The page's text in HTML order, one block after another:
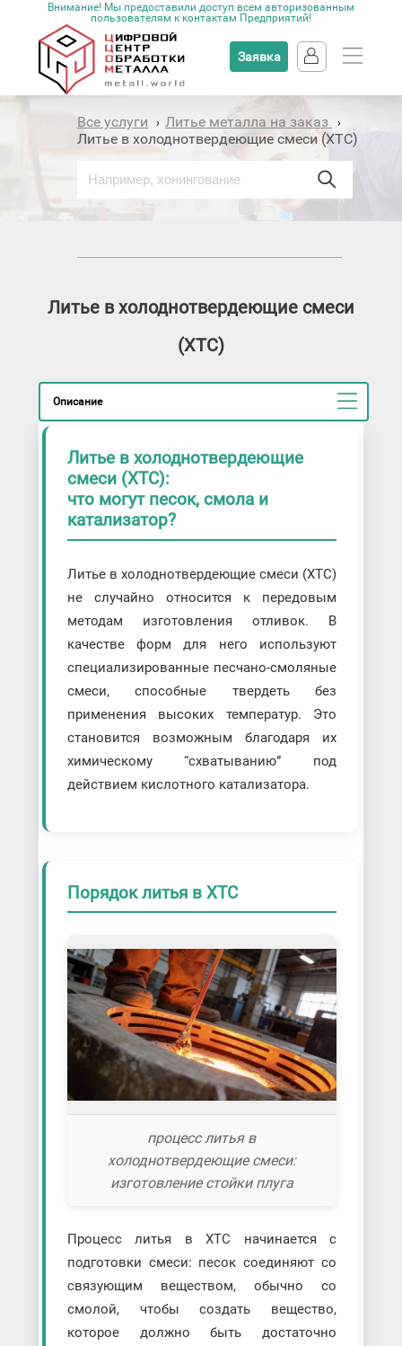
Внимание! Мы предоставили доступ всем авторизованным
пользователям к контактам Предприятий!
Заявка
Все услуги ›Литье металла на заказ ›
Литье в холоднотвердеющие смеси (ХТС)
Литье в холоднотвердеющие смеси
(ХТС)
Описание
Литье в холоднотвердеющие
смеси (ХТС):
что могут песок, смола и
катализатор?
Литье в холоднотвердеющие смеси (ХТС)
не случайно относится к передовым
методам изготовления отливок. В
качестве форм для него используют
специализированные песчано-смоляные
смеси, способные твердеть без
применения высоких температур. Это
становится возможным благодаря их
химическому “схватыванию” под
действием кислотного катализатора.
Порядок литья в ХТС
процесс литья в
холоднотвердеющие смеси:
изготовление стойки плуга
Процесс литья в ХТС начинается с
подготовки смеси: песок соединяют со
связующим веществом, обычно со
смолой, чтобы создать вещество,
которое должно быть достаточно